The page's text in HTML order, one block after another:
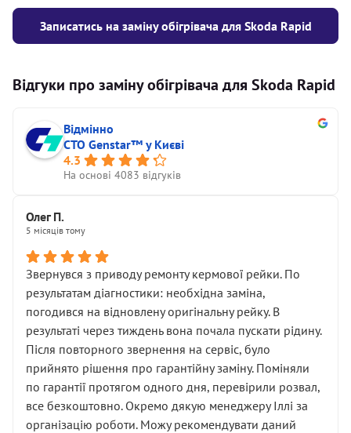
Записатись на заміну обігрівача для Skoda Rapid
Відгуки про заміну обігрівача для Skoda Rapid
Відмінно
СТО Genstar™ у Києві
4.3
На основі 4083 відгуків
Олег П.
5 місяців тому
Звернувся з приводу ремонту кермової рейки. По
результатам діагностики: необхідна заміна,
погодився на відновлену оригінальну рейку. В
результаті через тиждень вона почала пускати рідину.
Після повторного звернення на сервіс, було
прийнято рішення про гарантійну заміну. Поміняли
по гарантії протягом одного дня, перевірили розвал,
все безкоштовно. Окремо дякую менеджеру Іллі за
організацію роботи. Можу рекомендувати даний